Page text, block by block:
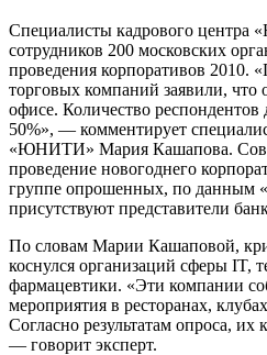
Специалисты кадрового
сотрудников 200 московских
проведения корпоративов 2010.
торговых компаний заявили, что
офисе. Количество респондентов
50%», — комментирует
«ЮНИТИ» Мария Кашапова.
проведение новогоднего
группе опрошенных, по
присутствуют представители
По словам Марии Кашаповой,
коснулся организаций сферы IT,
фармацевтики. «Эти компании
мероприятия в ресторанах,
Согласно результатам опроса, их
— говорит эксперт.